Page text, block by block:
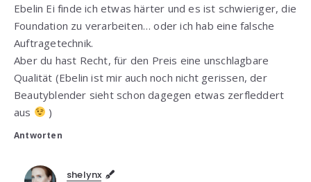
Ebelin Ei finde ich etwas härter und es ist schwieriger, die
Foundation zu verarbeiten… oder ich hab eine falsche
Auftragetechnik.
Aber du hast Recht, für den Preis eine unschlagbare
Qualität (Ebelin ist mir auch noch nicht gerissen, der
Beautyblender sieht schon dagegen etwas zerfleddert
aus
)
Antworten
shelynx